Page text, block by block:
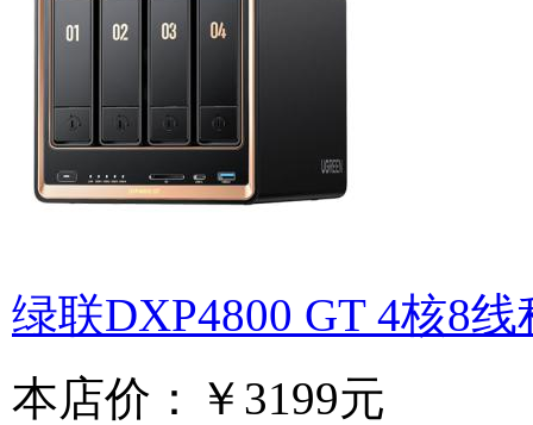
绿联DXP4800 GT 4核8
本店价：
￥3199元